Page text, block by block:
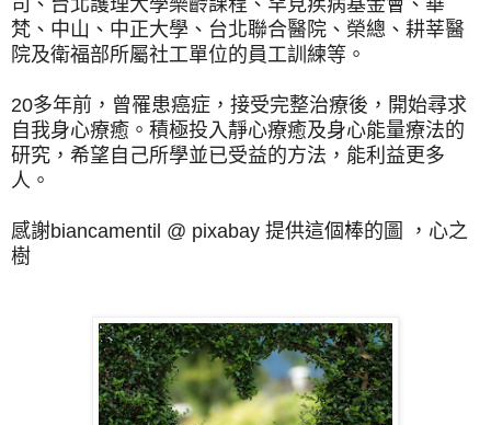
梵、中山、中正大學、台北聯合醫院、榮總、耕莘醫
院及衛福部所屬社工單位的員工訓練等。
20多年前，曾罹患癌症，接受完整治療後，開始尋求
自我身心療癒。積極投入靜心療癒及身心能量療法的
研究，希望自己所學並已受益的方法，能利益更多
人。
感謝biancamentil @ pixabay 提供這個棒的圖 ，心之
樹